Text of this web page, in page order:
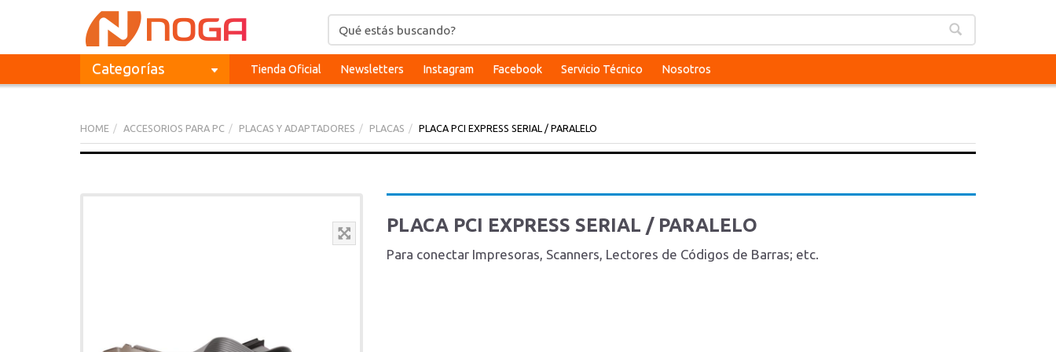
Categorías Tienda Oficial Newsletters Instagram Facebook Servicio Técnico Nosotros
HOME ACCESORIOS PARA PC PLACAS Y ADAPTADORES PLACAS PLACA PCI EXPRESS SERIAL / PARALELO
PLACA PCI EXPRESS SERIAL / PARALELO
Para conectar Impresoras, Scanners, Lectores de Códigos de Barras; etc.